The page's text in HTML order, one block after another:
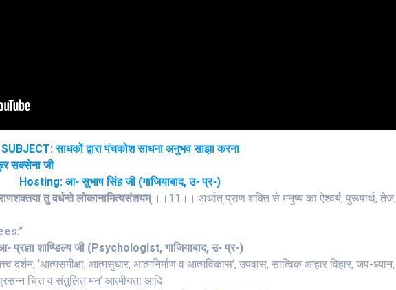
SUBJECT: साधकों द्वारा पंचकोश साधना अनुभव साझा करना
सक्सेना जी
Hosting: आ॰ सुभाष सिंह जी (गाजियाबाद, उ॰ प्र॰)
तु वर्धन्ते लोकानामित्यसंशयम्।।11।। अर्थात् प्राण शक्ति से मनुष्य का ऐश्वर्य, पुरूषार्थ, तेज,
.”
प्रज्ञा शाण्डिल्य जी (Psychologist, गाजियाबाद, उ॰ प्र॰)
दर्शन, ‘आत्मसमीक्षा, आत्मसुधार, आत्मनिर्माण व आत्मविकास’, उपवास, सात्विक आहार विहार, जप-ध्यान,
चित्त व संतुलित मन’ आत्मीयता आदि